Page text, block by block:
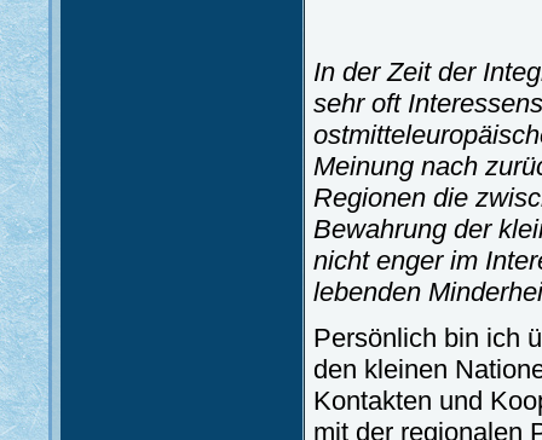
In der Zeit der
sehr oft
Meinung nach
Regionen die
Bewahrung der
nicht enger im
lebenden
Persönlich bin ich
den kleinen
Kontakten und
mit der regionalen